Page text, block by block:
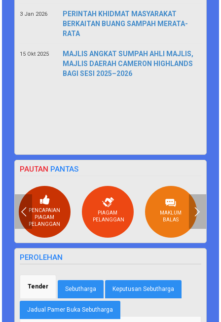
3 Jan 2026
PERINTAH KHIDMAT MASYARAKAT
BERKAITAN BUANG SAMPAH MERATA-
RATA
15 Okt 2025
MAJLIS ANGKAT SUMPAH AHLI MAJLIS,
MAJLIS DAERAH CAMERON HIGHLANDS
BAGI SESI 2025–2026
PAUTAN PANTAS
PENCAPAIAN
PIAGAM
PELANGGAN
PIAGAM
PELANGGAN
MAKLUM
BALAS
PEROLEHAN
Tender (tab aktif)Sebutharga Keputusan Sebutharga
Jadual Pamer Buka Sebutharga